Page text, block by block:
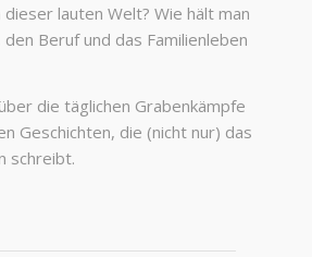
dieser lauten Welt? Wie hält man
Beruf und das Familienleben
die täglichen Grabenkämpfe
Geschichten, die (nicht nur) das
schreibt.